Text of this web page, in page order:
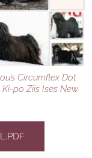
Circumflex Dot
po Ziis Ises New